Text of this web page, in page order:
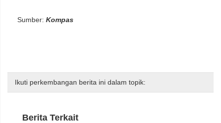
Sumber: Kompas
Ikuti perkembangan berita ini dalam topik:
Berita Terkait